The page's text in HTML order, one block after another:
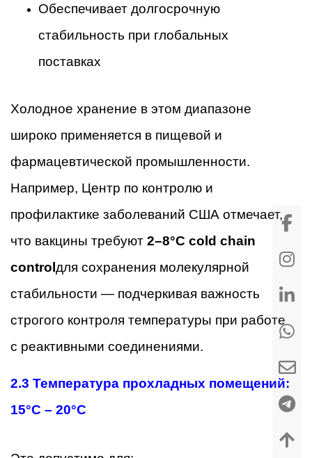
Обеспечивает долгосрочную
стабильность при глобальных
поставках
Холодное хранение в этом диапазоне
широко применяется в пищевой и
фармацевтической промышленности.
Например, Центр по контролю и
профилактике заболеваний США отмечает,
что вакцины требуют 2–8°C cold chain
control для сохранения молекулярной
стабильности — подчеркивая важность
строгого контроля температуры при работе
с реактивными соединениями.
2.3 Температура прохладных помещений:
15°C – 20°C